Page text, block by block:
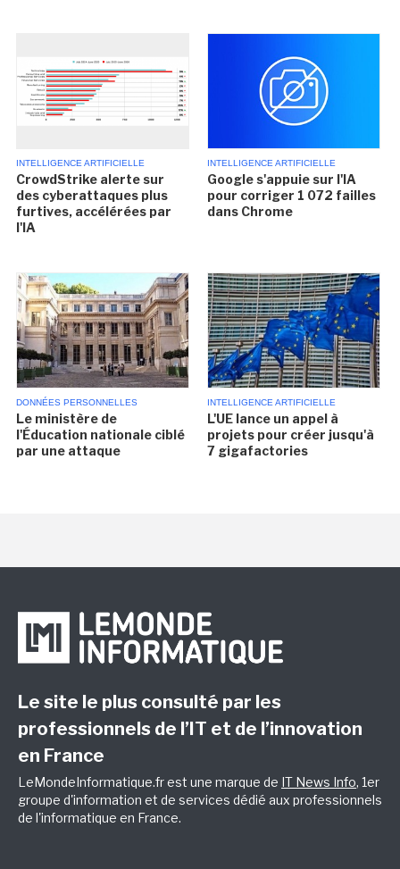
INTELLIGENCE ARTIFICIELLE
CrowdStrike alerte sur
des cyberattaques plus
furtives, accélérées par
l'IA
INTELLIGENCE ARTIFICIELLE
Google s'appuie sur l'IA
pour corriger 1 072 failles
dans Chrome
DONNÉES PERSONNELLES
Le ministère de
l'Éducation nationale ciblé
par une attaque
INTELLIGENCE ARTIFICIELLE
L'UE lance un appel à
projets pour créer jusqu'à
7 gigafactories
Le site le plus consulté par les
professionnels de l’IT et de l’innovation
en France
LeMondeInformatique.fr est une marque de IT News Info, 1er
groupe d'information et de services dédié aux professionnels
de l'informatique en France.